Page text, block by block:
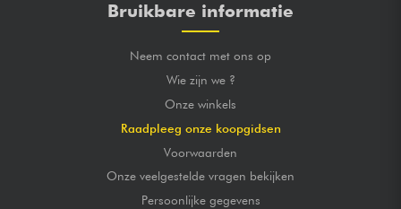
Bruikbare informatie
Neem contact met ons op
Wie zijn we ?
Onze winkels
Raadpleeg onze koopgidsen
Voorwaarden
Onze veelgestelde vragen bekijken
Persoonlijke gegevens